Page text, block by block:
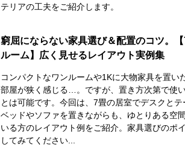
テリアの工夫をご紹介します。
窮屈にならない家具選び＆配置のコツ。
ルーム】広く見せるレイアウト実例集
コンパクトなワンルームや1Kに大物家具を置い
部屋が狭く感じる…。ですが、置き方次第で使
とは可能です。今回は、7畳の居室でデスクと
ベッドやソファを置きながらも、ゆとりある空
いる方のレイアウト例をご紹介。家具選びのポ
してみてください...